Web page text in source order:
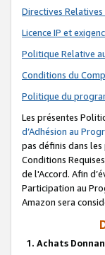
Directives
Licence IP et
Politique Relative
Conditions du
Politique du
Les présentes
d’Adhésion au
pas définis dans
Conditions
de l'Accord. Afin
Participation au
Amazon sera
1. Achats